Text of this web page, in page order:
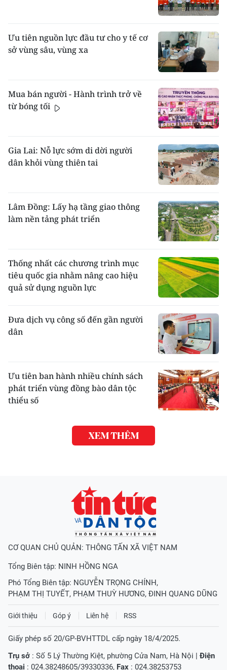
Ưu tiên nguồn lực đầu tư cho y tế cơ
sở vùng sâu, vùng xa
Mua bán người - Hành trình trở về
từ bóng tối
Gia Lai: Nỗ lực sớm di dời người
dân khỏi vùng thiên tai
Lâm Đồng: Lấy hạ tầng giao thông
làm nền tảng phát triển
Thống nhất các chương trình mục
tiêu quốc gia nhằm nâng cao hiệu
quả sử dụng nguồn lực
Đưa dịch vụ công số đến gần người
dân
Ưu tiên ban hành nhiều chính sách
phát triển vùng đồng bào dân tộc
thiểu số
XEM THÊM
CƠ QUAN CHỦ QUẢN: THÔNG TẤN XÃ VIỆT NAM
Tổng Biên tập: NINH HỒNG NGA
Phó Tổng Biên tập: NGUYỄN TRỌNG CHÍNH,
PHẠM THỊ TUYẾT, PHẠM THUỲ HƯƠNG, ĐINH QUANG DŨNG
Giới thiệu Góp ý Liên hệ RSS
Giấy phép số 20/GP-BVHTTDL cấp ngày 18/4/2025.
Trụ sở : Số 5 Lý Thường Kiệt, phường Cửa Nam, Hà Nội |Điện
thoại : 024.38248605/39330336, Fax : 024.38253753